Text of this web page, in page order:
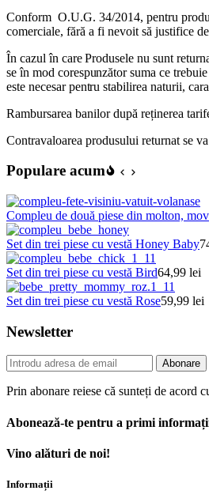
Conform O.U.G. 34/2014, pentru
comerciale, fără a fi nevoit să justifice
În cazul în care Produsele nu sunt
se în mod corespunzător suma ce
este necesar pentru stabilirea naturii,
Rambursarea banilor după reținerea
Contravaloarea produsului returnat se
Populare acum
Compleu de două piese din molton, mov
Set din trei piese cu vestă Honey Baby
Set din trei piese cu vestă Bird64,99 lei
Set din trei piese cu vestă Rose59,99 lei
Newsletter
Abonare
Prin abonare reiese că sunteți de acord
Abonează-te pentru a primi
Vino alături de noi!
Informații